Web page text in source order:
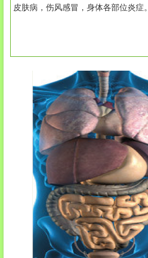
皮肤病，伤风感冒，身体各部位炎症。